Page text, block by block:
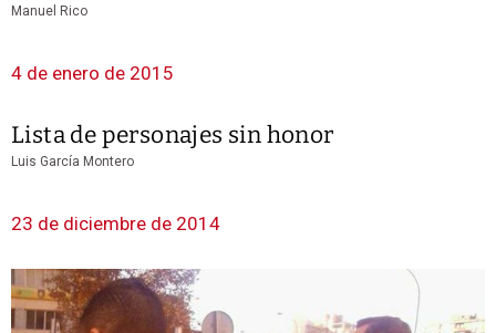
Manuel Rico
4 de enero de 2015
Lista de personajes sin honor
Luis García Montero
23 de diciembre de 2014